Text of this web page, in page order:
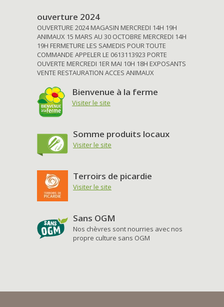
ouverture 2024
OUVERTURE 2024 MAGASIN MERCREDI 14H 19H
ANIMAUX 15 MARS AU 30 OCTOBRE MERCREDI 14H
19H FERMETURE LES SAMEDIS POUR TOUTE
COMMANDE APPELER LE 0613113923 PORTE
OUVERTE MERCREDI 1ER MAI 10H 18H EXPOSANTS
VENTE RESTAURATION ACCES ANIMAUX
Bienvenue à la ferme
Visiter le site
Somme produits locaux
Visiter le site
Terroirs de picardie
Visiter le site
Sans OGM
Nos chèvres sont nourries avec nos
propre culture sans OGM